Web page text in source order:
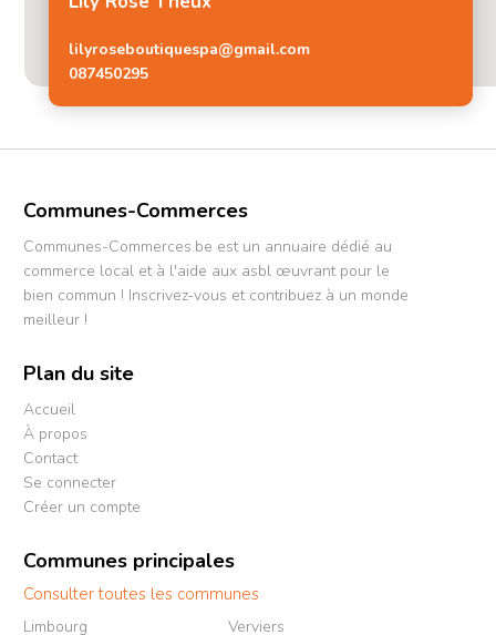
lilyroseboutiquespa@gmail.com
087450295
Communes-Commerces
Communes-Commerces.be est un annuaire dédié au
commerce local et à l'aide aux asbl œuvrant pour le
bien commun ! Inscrivez-vous et contribuez à un monde
meilleur !
Plan du site
Accueil
À propos
Contact
Se connecter
Créer un compte
Communes principales
Consulter toutes les communes
Limbourg Verviers